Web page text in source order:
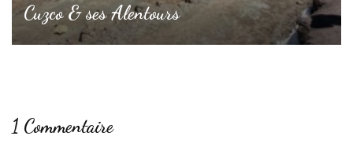
Cuzco & ses Alentours
1 Commentaire